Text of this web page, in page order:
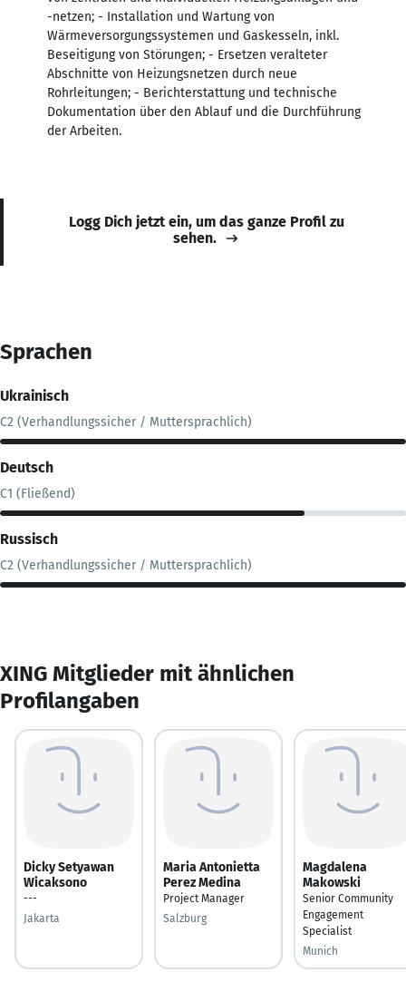
-netzen; - Installation und Wartung von
Wärmeversorgungssystemen und Gaskesseln, inkl.
Beseitigung von Störungen; - Ersetzen veralteter
Abschnitte von Heizungsnetzen durch neue
Rohrleitungen; - Berichterstattung und technische
Dokumentation über den Ablauf und die Durchführung
der Arbeiten.
Logg Dich jetzt ein, um das ganze Profil zu
sehen.
Sprachen
Ukrainisch
C2 (Verhandlungssicher / Muttersprachlich)
Deutsch
C1 (Fließend)
Russisch
C2 (Verhandlungssicher / Muttersprachlich)
XING Mitglieder mit ähnlichen
Profilangaben
Dicky Setyawan
Wicaksono
---
Jakarta
Maria Antonietta
Perez Medina
Project Manager
Salzburg
Magdalena
Makowski
Senior Community
Engagement
Specialist
Munich